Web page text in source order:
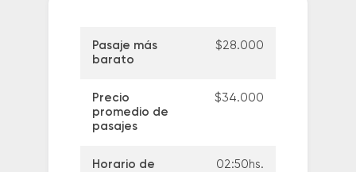
Pasaje más
barato
$28.000
Precio
promedio de
pasajes
$34.000
Horario de
02:50hs.